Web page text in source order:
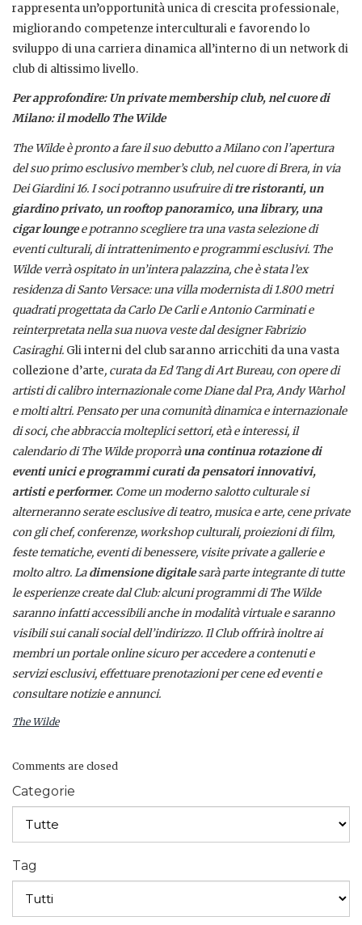
rappresenta un’opportunità unica di crescita professionale,
migliorando competenze interculturali e favorendo lo
sviluppo di una carriera dinamica all’interno di un network di
club di altissimo livello.
Per approfondire: Un private membership club, nel cuore di
Milano: il modello The Wilde
The Wilde è pronto a fare il suo debutto a Milano con l’apertura
del suo primo esclusivo member’s club, nel cuore di Brera, in via
Dei Giardini 16. I soci potranno usufruire ditre ristoranti, un
giardino privato, un rooftop panoramico, una library, una
cigar loungee potranno scegliere tra una vasta selezione di
eventi culturali, di intrattenimento e programmi esclusivi. The
Wilde verrà ospitato in un’intera palazzina, che è stata l’ex
residenza di Santo Versace: una villa modernista di 1.800 metri
quadrati progettata da Carlo De Carli e Antonio Carminati e
reinterpretata nella sua nuova veste dal designer Fabrizio
Casiraghi. Gli interni del club saranno arricchiti da una vasta
collezione d’arte, curata da Ed Tang di Art Bureau, con opere di
artisti di calibro internazionale come Diane dal Pra, Andy Warhol
e molti altri.Pensato per una comunità dinamica e internazionale
di soci, che abbraccia molteplici settori, età e interessi, il
calendario di The Wilde proporràuna continua rotazione di
eventi unici e programmi curati da pensatori innovativi,
artisti e performer. Come un moderno salotto culturale si
alterneranno serate esclusive di teatro, musica e arte, cene private
con gli chef, conferenze, workshop culturali, proiezioni di film,
feste tematiche, eventi di benessere, visite private a gallerie e
molto altro. Ladimensione digitalesarà parte integrante di tutte
le esperienze create dal Club: alcuni programmi di The Wilde
saranno infatti accessibili anche in modalità virtuale e saranno
visibili sui canali social dell’indirizzo. Il Club offrirà inoltre ai
membri un portale online sicuro per accedere a contenuti e
servizi esclusivi, effettuare prenotazioni per cene ed eventi e
consultare notizie e annunci.
The Wilde
Comments are closed
Categorie
Tag